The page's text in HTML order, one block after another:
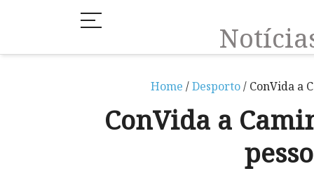
Home /Desporto/ ConVida a
ConVida a